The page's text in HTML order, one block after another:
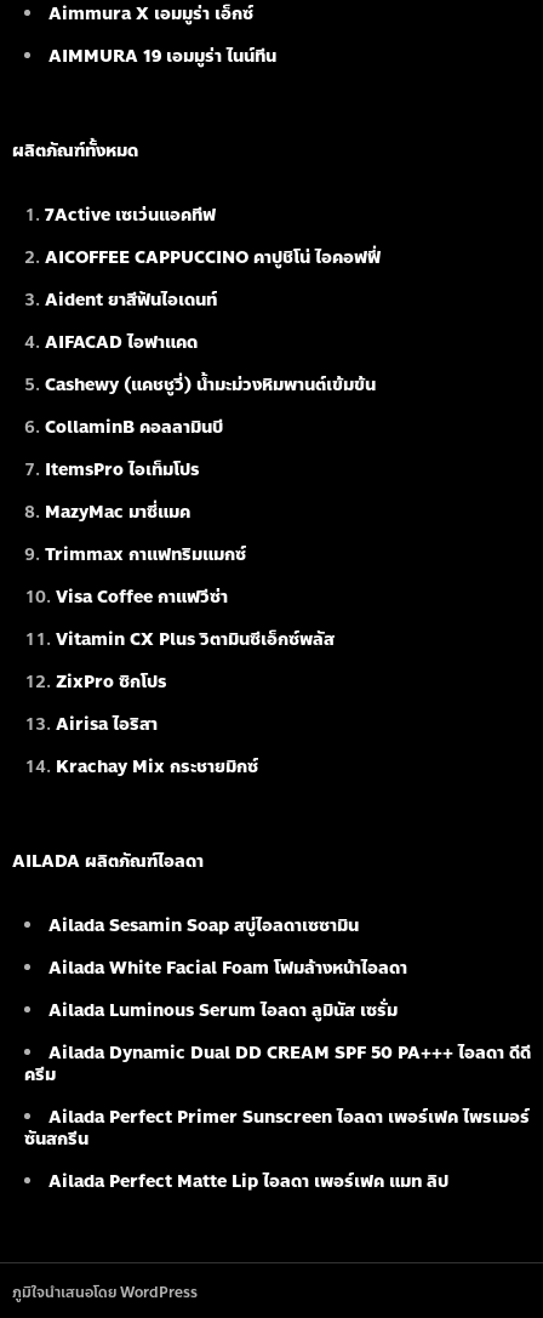
Aimmura X เอมมูร่า เอ็กซ์
AIMMURA 19 เอมมูร่า ไนน์ทีน
ผลิตภัณฑ์ทั้งหมด
7Active เซเว่นแอคทีฟ
AICOFFEE CAPPUCCINO คาปูชิโน่ ไอคอฟฟี่
Aident ยาสีฟันไอเดนท์
AIFACAD ไอฟาแคด
Cashewy (แคชชูวี่) น้ำมะม่วงหิมพานต์เข้มข้น
CollaminB คอลลามินบี
ItemsPro ไอเท็มโปร
MazyMac มาซี่แมค
Trimmax กาแฟทริมแมกซ์
Visa Coffee กาแฟวีซ่า
Vitamin CX Plus วิตามินซีเอ็กซ์พลัส
ZixPro ซิกโปร
Airisa ไอริสา
Krachay Mix กระชายมิกซ์
AILADA ผลิตภัณฑ์ไอลดา
Ailada Sesamin Soapสบู่ไอลดาเซซามิน
Ailada White Facial Foamโฟมล้างหน้าไอลดา
Ailada Luminous Serumไอลดา ลูมินัส เซรั่ม
Ailada Dynamic Dual DD CREAM SPF 50 PA+++ ไอลดา ดีดี
ครีม
Ailada Perfect Primer Sunscreen ไอลดา เพอร์เฟค ไพรเมอร์
ซันสกรีน
Ailada Perfect Matte Lip ไอลดา เพอร์เฟค แมท ลิป
ภูมิใจนำเสนอโดย WordPress